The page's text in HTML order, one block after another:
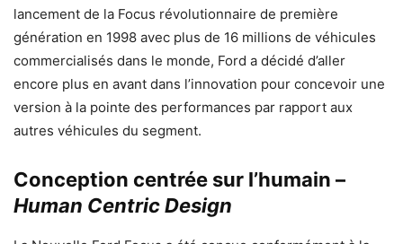
lancement de la Focus révolutionnaire de première
génération en 1998 avec plus de 16 millions de véhicules
commercialisés dans le monde, Ford a décidé d’aller
encore plus en avant dans l’innovation pour concevoir une
version à la pointe des performances par rapport aux
autres véhicules du segment.
Conception centrée sur l’humain –
Human Centric Design